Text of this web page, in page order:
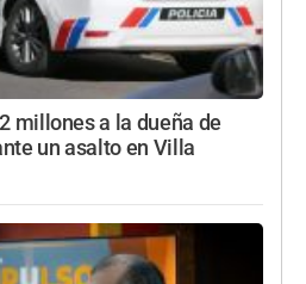
millones a la dueña de
un asalto en Villa